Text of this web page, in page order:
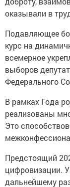
оказывали в
Подавляющее
курс на
всемерное
выборов
Федерального
В рамках Года
реализованы
Это
Предстоящий
цифровизации.
дальнейшему